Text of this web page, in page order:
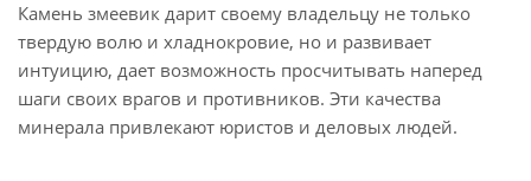
Камень змеевик дарит своему владельцу не только
твердую волю и хладнокровие, но и развивает
интуицию, дает возможность просчитывать наперед
шаги своих врагов и противников. Эти качества
минерала привлекают юристов и деловых людей.